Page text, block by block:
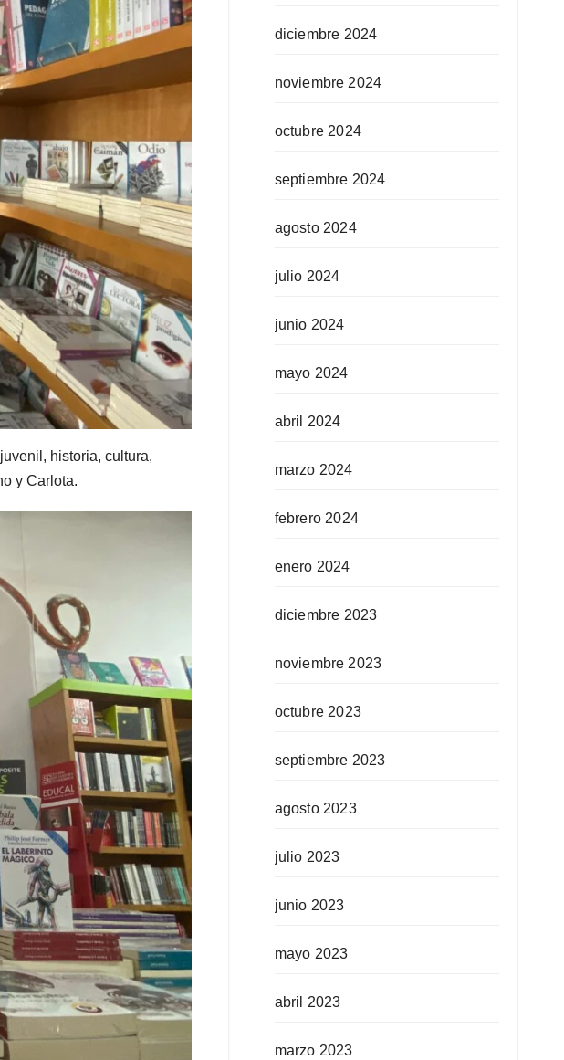
historia, cultura,
y Carlota.
diciembre 2024
noviembre 2024
octubre 2024
septiembre 2024
agosto 2024
julio 2024
junio 2024
mayo 2024
abril 2024
marzo 2024
febrero 2024
enero 2024
diciembre 2023
noviembre 2023
octubre 2023
septiembre 2023
agosto 2023
julio 2023
junio 2023
mayo 2023
abril 2023
marzo 2023